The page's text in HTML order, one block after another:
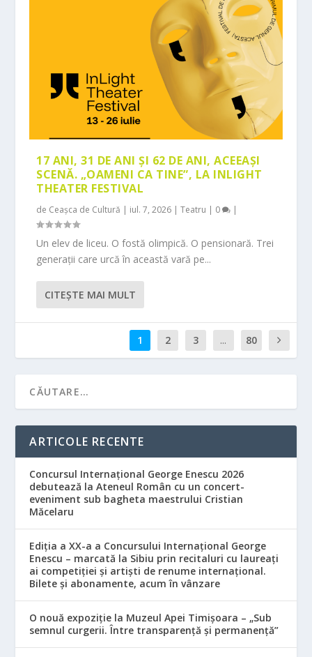
17 ANI, 31 DE ANI ȘI 62 DE ANI, ACEEAȘI
SCENĂ. „OAMENI CA TINE”, LA INLIGHT
THEATER FESTIVAL
de Ceașca de Cultură | iul. 7, 2026 |Teatru | 0 |
Un elev de liceu. O fostă olimpică. O pensionară. Trei
generații care urcă în această vară pe...
CITEŞTE MAI MULT
1 2 3 ... 80
ARTICOLE RECENTE
Concursul Internațional George Enescu 2026
debutează la Ateneul Român cu un concert-
eveniment sub bagheta maestrului Cristian
Măcelaru
Ediția a XX-a a Concursului Internațional George
Enescu – marcată la Sibiu prin recitaluri cu laureați
ai competiției și artiști de renume internațional.
Bilete și abonamente, acum în vânzare
O nouă expoziție la Muzeul Apei Timișoara – „Sub
semnul curgerii. Între transparență și permanență”